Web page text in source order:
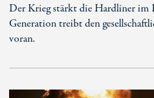
Der Krieg stärkt die Hardliner im
Generation treibt den
voran.